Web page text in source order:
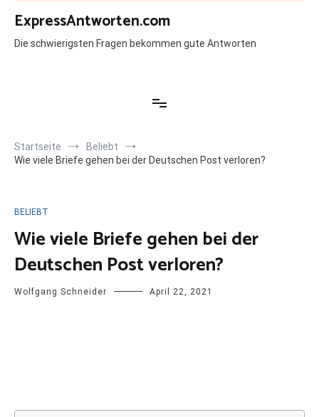
Zum
Inhalt
springen
ExpressAntworten.com
Die schwierigsten Fragen bekommen gute Antworten
Startseite
Beliebt
Wie viele Briefe gehen bei der Deutschen Post verloren?
BELIEBT
Wie viele Briefe gehen bei der
Deutschen Post verloren?
Wolfgang Schneider April 22, 2021